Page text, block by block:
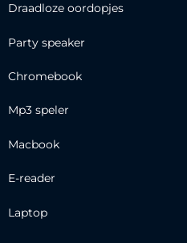
Draadloze oordopjes
Party speaker
Chromebook
Mp3 speler
Macbook
E-reader
Laptop